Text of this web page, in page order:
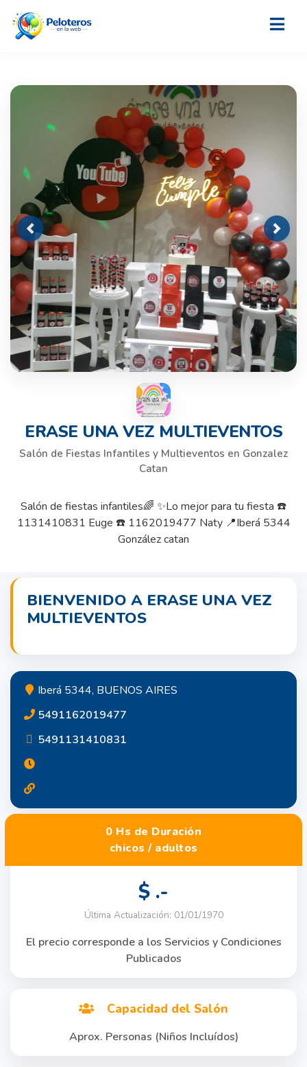
Previous Next
ERASE UNA VEZ MULTIEVENTOS
Salón de Fiestas Infantiles y Multieventos en Gonzalez
Catan
Salón de fiestas infantiles🌈 ✨Lo mejor para tu fiesta ☎️
1131410831 Euge ☎️ 1162019477 Naty 📍Iberá 5344
González catan
BIENVENIDO A ERASE UNA VEZ
MULTIEVENTOS
Iberá 5344, BUENOS AIRES
5491162019477
5491131410831
0 Hs de Duración
chicos / adultos
$ .-
Última Actualización: 01/01/1970
El precio corresponde a los Servicios y Condiciones
Publicados
Capacidad del Salón
Aprox. Personas (Niños Incluídos)